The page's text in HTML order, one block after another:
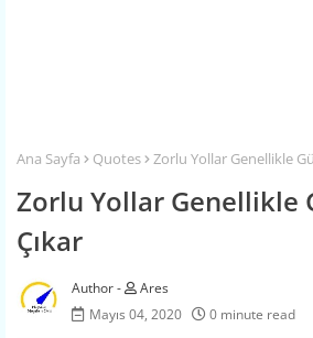
Ana Sayfa Quotes Zorlu Yollar Genellikle
Zorlu Yollar Genellikle
Çıkar
Ares
Mayıs 04, 2020
0 minute read